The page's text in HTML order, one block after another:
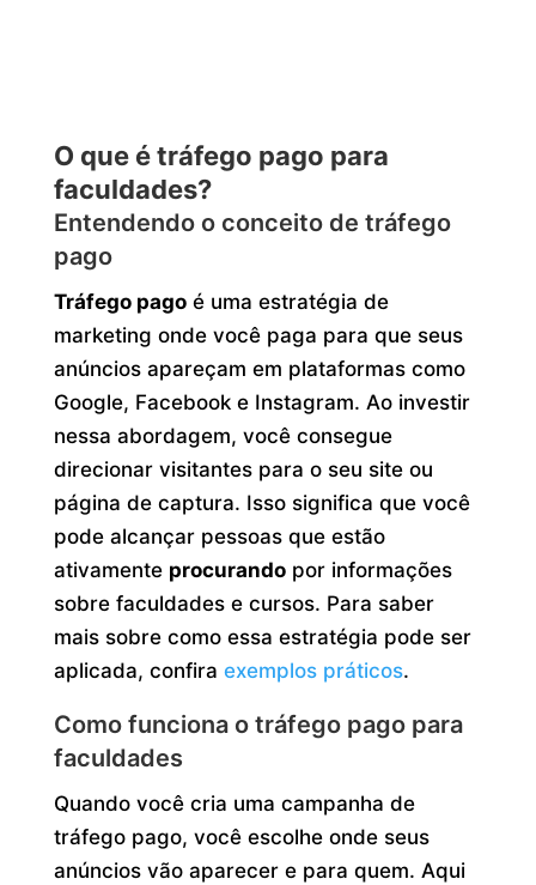
O que é tráfego pago para
faculdades?
Entendendo o conceito de tráfego
pago
Tráfego pagoé uma estratégia de
marketing onde você paga para que seus
anúncios apareçam em plataformas como
Google, Facebook e Instagram. Ao investir
nessa abordagem, você consegue
direcionar visitantes para o seu site ou
página de captura. Isso significa que você
pode alcançar pessoas que estão
ativamente procurandopor informações
sobre faculdades e cursos. Para saber
mais sobre como essa estratégia pode ser
aplicada, confira exemplos práticos.
Como funciona o tráfego pago para
faculdades
Quando você cria uma campanha de
tráfego pago, você escolhe onde seus
anúncios vão aparecer e para quem. Aqui